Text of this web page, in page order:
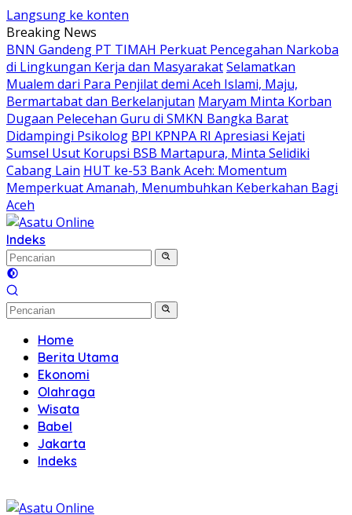
Langsung ke konten
Breaking News
BNN Gandeng PT TIMAH Perkuat Pencegahan Narkoba
di Lingkungan Kerja dan MasyarakatSelamatkan
Mualem dari Para Penjilat demi Aceh Islami, Maju,
Bermartabat dan Berkelanjutan Maryam Minta Korban
Dugaan Pelecehan Guru di SMKN Bangka Barat
Didampingi Psikolog BPI KPNPA RI Apresiasi Kejati
Sumsel Usut Korupsi BSB Martapura, Minta Selidiki
Cabang Lain HUT ke-53 Bank Aceh: Momentum
Memperkuat Amanah, Menumbuhkan Keberkahan Bagi
Aceh
Indeks
Home
Berita Utama
Ekonomi
Olahraga
Wisata
Babel
Jakarta
Indeks